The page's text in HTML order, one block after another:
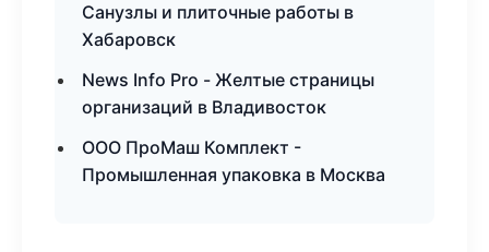
Санузлы и плиточные работы в
Хабаровск
News Info Pro - Желтые страницы
организаций в Владивосток
ООО ПроМаш Комплект -
Промышленная упаковка в Москва